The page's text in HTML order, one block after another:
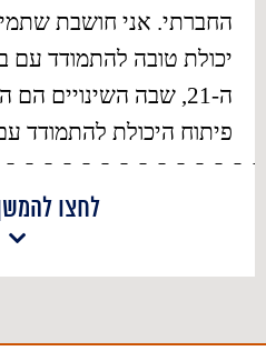
החברתי. אני חושבת
יכולת טובה להתמודד
ה-21, שבה השינויים
פיתוח היכולת להתמודד
כדי ללמוד, וללמוד איך
אסטרטגיות להתמודדות
אמון ביכולת שלנו לפתור
שהיכולת להתמודד עם
לחצו